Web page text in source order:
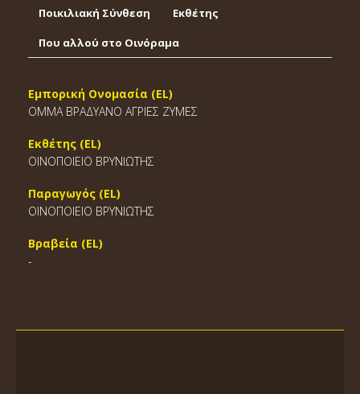
Ποικιλιακή Σύνθεση Εκθέτης
Που αλλού στο Οινόραμα
Εμπορική Ονομασία (EL)
OMMA ΒΡΑΔΥΑΝΟ ΑΓΡΙΕΣ ΖΥΜΕΣ
Εκθέτης (EL)
ΟΙΝΟΠΟΙΕΙΟ ΒΡΥΝΙΩΤΗΣ
Παραγωγός (EL)
ΟΙΝΟΠΟΙΕΙΟ ΒΡΥΝΙΩΤΗΣ
Βραβεία (EL)
-